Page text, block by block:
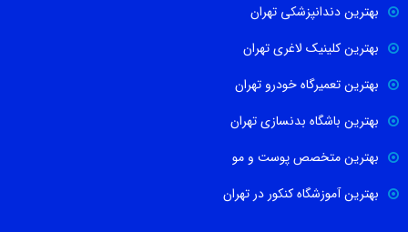
بهترین دندانپزشکی تهران
بهترین کلینیک لاغری تهران
بهترین تعمیرگاه خودرو تهران
بهترین باشگاه بدنسازی تهران
بهترین متخصص پوست و مو
بهترین آموزشگاه کنکور در تهران